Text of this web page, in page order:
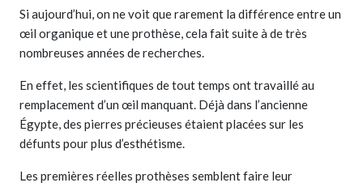
Si aujourd’hui, on ne voit que rarement la différence entre un
œil organique et une prothèse, cela fait suite à de très
nombreuses années de recherches.
En effet, les scientifiques de tout temps ont travaillé au
remplacement d’un œil manquant. Déjà dans l’ancienne
Égypte, des pierres précieuses étaient placées sur les
défunts pour plus d’esthétisme.
Les premières réelles prothèses semblent faire leur